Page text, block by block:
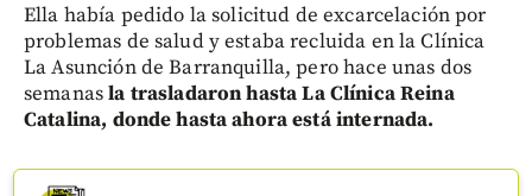
Ella había pedido la solicitud de excarcelación por
problemas de salud y estaba recluida en la Clínica
La Asunción de Barranquilla, pero hace unas dos
semanasla trasladaron hasta La Clínica Reina
Catalina, donde hasta ahora está internada.